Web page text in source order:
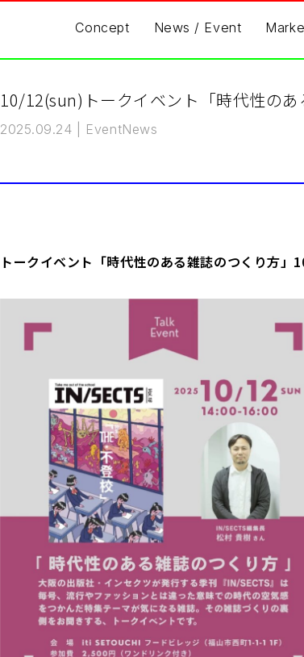
Concept News / Event
10/12(sun)トークイベント「時代性のあ
2025.09.24 EventNews
トークイベント「時代性のある雑誌のつくり方」